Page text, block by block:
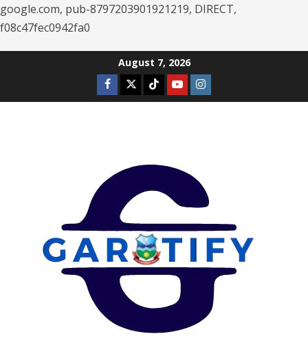
google.com, pub-8797203901921219, DIRECT,
f08c47fec0942fa0
August 7, 2026
Facebook
TwitterTiktokYoutubeInstagram